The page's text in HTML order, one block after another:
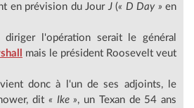
en prévision du Jour J(« D Day » en
l'opération serait le général
mais le président Roosevelt veut
donc à l'un de ses adjoints, le
dit « Ike », un Texan de 54 ans